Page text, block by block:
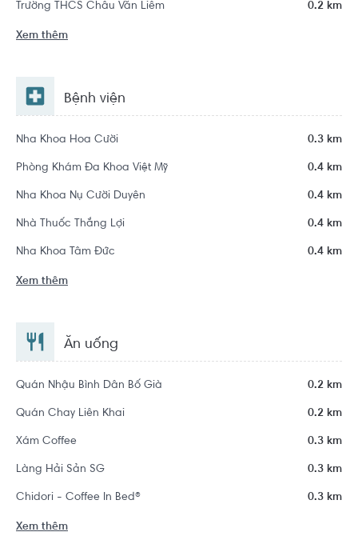
Trường THCS Châu Văn Liêm 0.2 km
Xem thêm
Bệnh viện
Nha Khoa Hoa Cười 0.3 km
Phòng Khám Đa Khoa Việt Mỹ 0.4 km
Nha Khoa Nụ Cười Duyên 0.4 km
Nhà Thuốc Thắng Lợi 0.4 km
Nha Khoa Tâm Đức 0.4 km
Xem thêm
Ăn uống
Quán Nhậu Bình Dân Bố Già 0.2 km
Quán Chay Liên Khai 0.2 km
Xám Coffee 0.3 km
Làng Hải Sản SG 0.3 km
Chidori - Coffee In Bed® 0.3 km
Xem thêm